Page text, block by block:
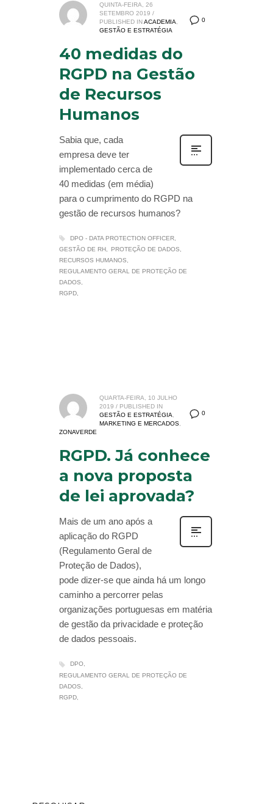
0
QUINTA-FEIRA, 26
SETEMBRO 2019 /
PUBLISHED IN ACADEMIA
GESTÃO E ESTRATÉGIA
40 medidas do
RGPD na Gestão
de Recursos
Humanos
Sabia que, cada
empresa deve ter
implementado cerca de
40 medidas (em média)
para o cumprimento do RGPD na
gestão de recursos humanos?
DPO - DATA PROTECTION OFFICER
GESTÃO DE RH
PROTEÇÃO DE DADOS
RECURSOS HUMANOS
REGULAMENTO GERAL DE PROTEÇÃO DE
DADOS
RGPD
0
QUARTA-FEIRA, 10 JULHO
2019 / PUBLISHED IN
GESTÃO E ESTRATÉGIA,
MARKETING E MERCADOS,
ZONAVERDE
RGPD. Já conhece
a nova proposta
de lei aprovada?
Mais de um ano após a
aplicação do RGPD
(Regulamento Geral de
Proteção de Dados),
pode dizer-se que ainda há um longo
caminho a percorrer pelas
organizações portuguesas em matéria
de gestão da privacidade e proteção
de dados pessoais.
DPO
REGULAMENTO GERAL DE PROTEÇÃO DE
DADOS
RGPD